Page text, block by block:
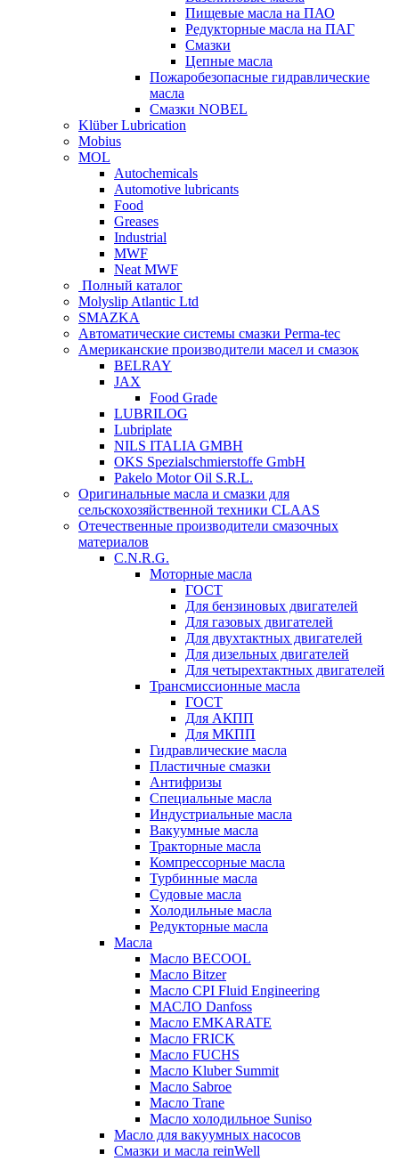
Пищевые масла на ПАО
Редукторные масла на ПАГ
Смазки
Цепные масла
Пожаробезопасные гидравлические
масла
Смазки NOBEL
Klüber Lubrication
Mobius
MOL
Autochemicals
Automotive lubricants
Food
Greases
Industrial
MWF
Neat MWF
Полный каталог
Molyslip Atlantic Ltd
SMAZKA
Автоматические системы смазки Perma-tec
Американские производители масел и смазок
BELRAY
JAX
Food Grade
LUBRILOG
Lubriplate
NILS ITALIA GMBH
OKS Spezialschmierstoffe GmbH
Pakelo Motor Oil S.R.L.
Оригинальные масла и смазки для
сельскохозяйственной техники CLAAS
Отечественные производители смазочных
материалов
C.N.R.G.
Моторные масла
ГОСТ
Для бензиновых двигателей
Для газовых двигателей
Для двухтактных двигателей
Для дизельных двигателей
Для четырехтактных двигателей
Трансмиссионные масла
ГОСТ
Для АКПП
Для МКПП
Гидравлические масла
Пластичные смазки
Антифризы
Специальные масла
Индустриальные масла
Вакуумные масла
Тракторные масла
Компрессорные масла
Турбинные масла
Судовые масла
Холодильные масла
Редукторные масла
Масла
Масло BECOOL
Масло Bitzer
Масло CPI Fluid Engineering
МАСЛО Danfoss
Масло EMKARATE
Масло FRICK
Масло FUCHS
Масло Kluber Summit
Масло Sabroe
Масло Trane
Масло холодильное Suniso
Масло для вакуумных насосов
Смазки и масла reinWell